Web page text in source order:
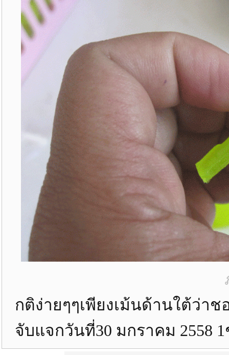
กติง่ายๆๆเพียงเม้นด้านใต้ว่า
จับแจกวันที่30 มกราคม 2558